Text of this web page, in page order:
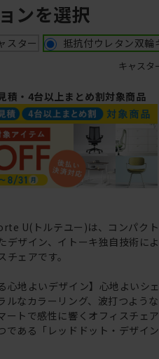
ンを選択
スター 抵抗付ウレタン双輪
キャスタ
積・4台以上まとめ割対象商品
U(トルテユー)は、コンパク
デザイン、イトーキ独自技術に
ェアです。
心地よいデザイン】心地よいシ
ルなカラーリング、波打つよう
ートで感性に響くオフィスチェ
である「レッドドット・デザイ